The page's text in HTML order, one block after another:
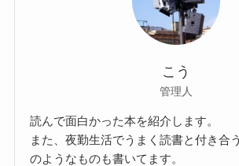
こう
管理人
読んで面白かった本を紹介します。
また、夜勤生活でうまく読書と付き合
のようなものも書いてます。